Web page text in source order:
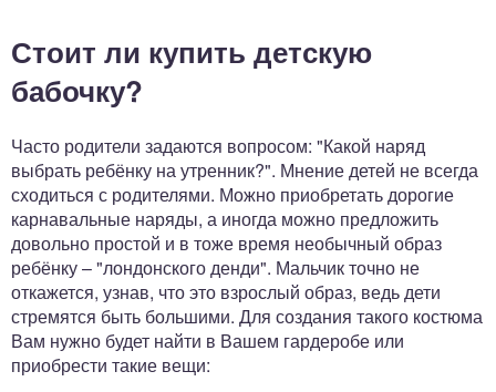
Стоит ли купить детскую
бабочку?
Часто родители задаются вопросом: "Какой наряд
выбрать ребёнку на утренник?". Мнение детей не всегда
сходиться с родителями. Можно приобретать дорогие
карнавальные наряды, а иногда можно предложить
довольно простой и в тоже время необычный образ
ребёнку – "лондонского денди". Мальчик точно не
откажется, узнав, что это взрослый образ, ведь дети
стремятся быть большими. Для создания такого костюма
Вам нужно будет найти в Вашем гардеробе или
приобрести такие вещи: